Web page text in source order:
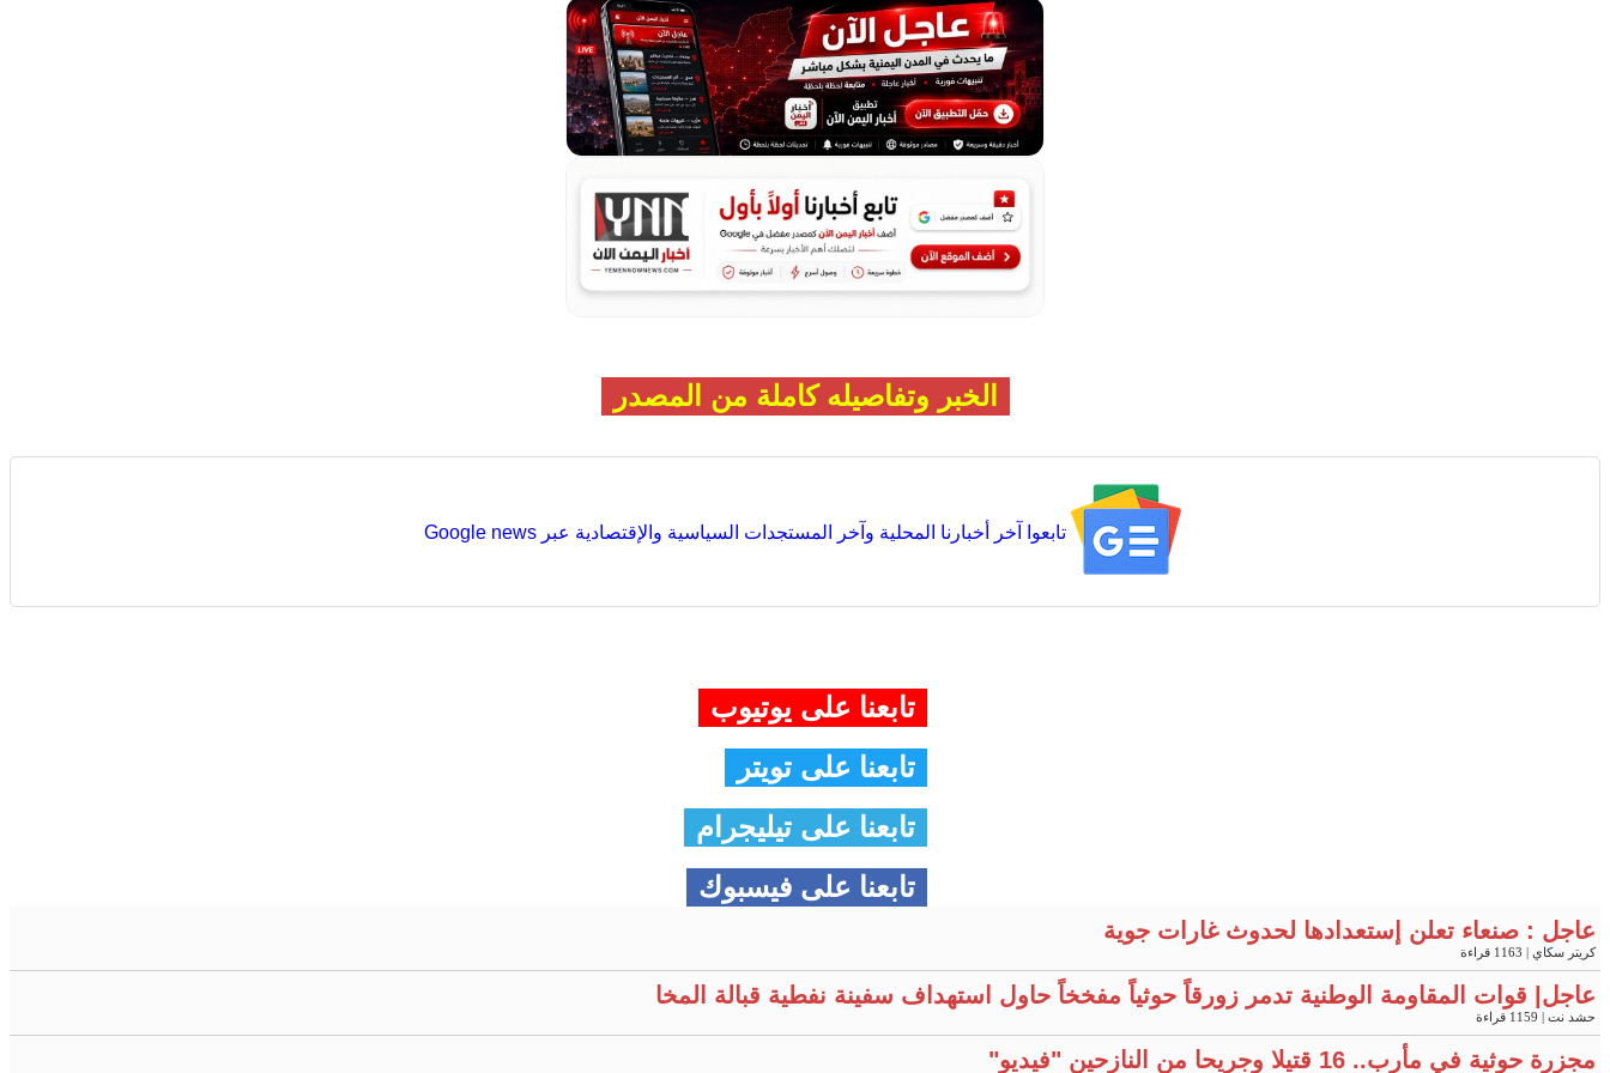
الخبر وتفاصيله كاملة من المصدر
تابعوا آخر أخبارنا المحلية وآخر المستجدات السياسية والإقتصادية عبر Google news
تابعنا على يوتيوب
تابعنا على تويتر
تابعنا على تيليجرام
تابعنا على فيسبوك
عاجل : صنعاء تعلن إستعدادها لحدوث غارات جوية
كريتر سكاي | 1163 قراءة
عاجل| قوات المقاومة الوطنية تدمر زورقاً حوثياً مفخخاً حاول استهداف سفينة نفطية قبالة المخا
حشد نت | 1159 قراءة
مجزرة حوثية في مأرب.. 16 قتيلا وجريحا من النازحين "فيديو"